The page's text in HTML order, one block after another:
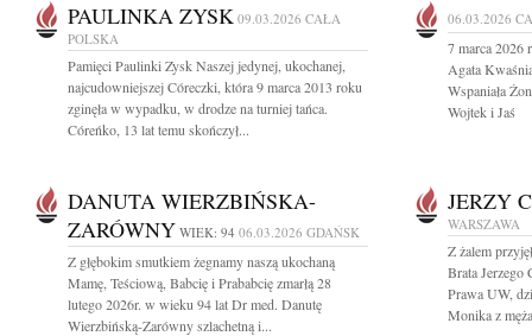
PAULINKA ZYSK 09.03.2026 CAŁA
POLSKA
Pamięci Paulinki Zysk Naszej jedynej, ukochanej,
najcudowniejszej Córeczki, która 9 marca 2013 roku
zginęła w wypadku, w drodze na turniej tańca.
Córeńko, 13 lat temu skończył...
06.03.2026
7 marca 2026
Agata
Wspaniała
Wojtek i Jaś
DANUTA WIERZBIŃSKA-
ZARÓWNY WIEK: 94 06.03.2026 GDAŃSK
Z głębokim smutkiem żegnamy naszą ukochaną
Mamę, Teściową, Babcię i Prababcię zmarłą 28
lutego 2026r. w wieku 94 lat Dr med. Danutę
Wierzbińską-Zarówny szlachetną i...
JERZY
WARSZAWA
Z żalem
Brata Jerzego
Prawa UW,
Monika z